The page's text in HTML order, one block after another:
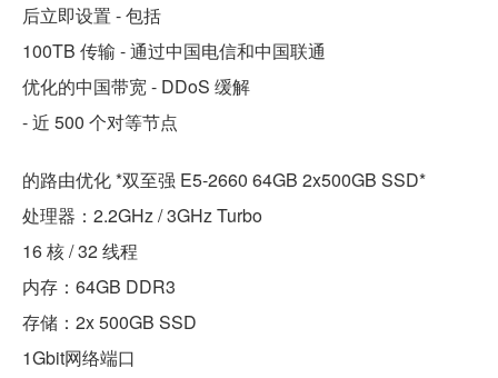
后立即设置 - 包括
100TB 传输 - 通过中国电信和中国联通
优化的中国带宽 - DDoS 缓解
- 近 500 个对等节点
的路由优化 *双至强 E5-2660 64GB 2x500GB SSD*
处理器：2.2GHz / 3GHz Turbo
16 核 / 32 线程
内存：64GB DDR3
存储：2x 500GB SSD
1Gbit网络端口